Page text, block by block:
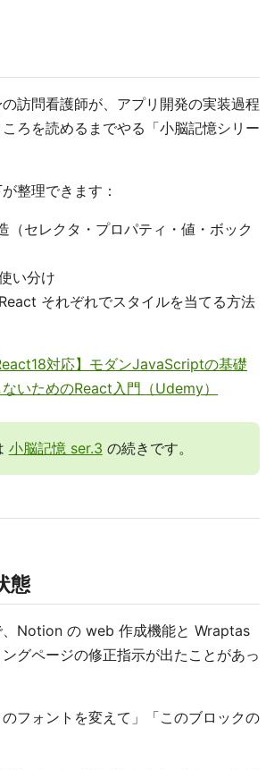
訪問看護師が、アプリ開発の実装過程
ろを読めるまでやる「小脳記憶シリー
整理できます：
（セレクタ・プロパティ・値・ボック
い分け
それぞれでスタイルを当てる方法
対応】モダンJavaScriptの基礎
いためのReact入門（Udemy）
小脳記憶 ser.3 の続きです。
態
、Notion の web 作成機能と Wraptas
グページの修正指示が出たことがあっ
のフォントを変えて」「このブロックの